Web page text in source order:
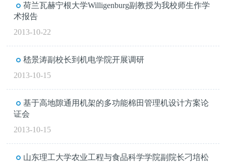
荷兰瓦赫宁根大学Willigenburg副教授为我校师生作学
术报告
2013-10-22
嵇景涛副校长到机电学院开展调研
2013-10-15
基于高地隙通用机架的多功能棉田管理机设计方案论
证会
2013-10-15
山东理工大学农业工程与食品科学学院副院长刁培松